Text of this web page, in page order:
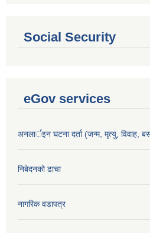
Social Security
eGov services
अनलार्इन घटना दर्ता (जन्म, मृत्यु, विवाह,
निबेदनको ढाचा
नागरिक वडापत्र